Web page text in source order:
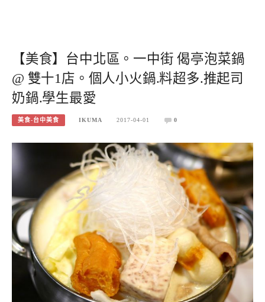
【美食】台中北區。一中街 偈亭泡菜鍋
@ 雙十1店。個人小火鍋.料超多.推起司
奶鍋.學生最愛
美食-台中美食 IKUMA 2017-04-01 0